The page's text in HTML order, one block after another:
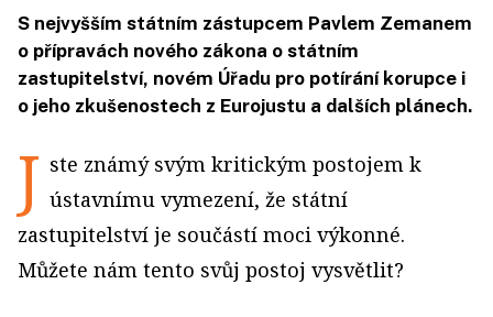
S nejvyšším státním zástupcem Pavlem Zemanem
o přípravách nového zákona o státním
zastupitelství, novém Úřadu pro potírání korupce i
o jeho zkušenostech z Eurojustu a dalších plánech.
J ste známý svým kritickým postojem k
ústavnímu vymezení, že státní
zastupitelství je součástí moci výkonné.
Můžete nám tento svůj postoj vysvětlit?